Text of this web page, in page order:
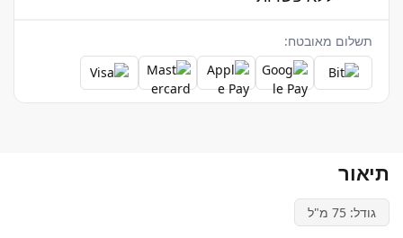
תשלום מאובטח:
תיאור
גודל: 75 מ"ל